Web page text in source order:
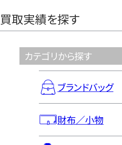
買取実績を探す
カテゴリから探す
ブランドバッグ
財布／小物